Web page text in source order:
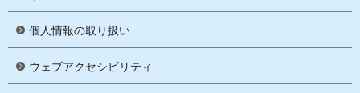
個人情報の取り扱い
ウェブアクセシビリティ